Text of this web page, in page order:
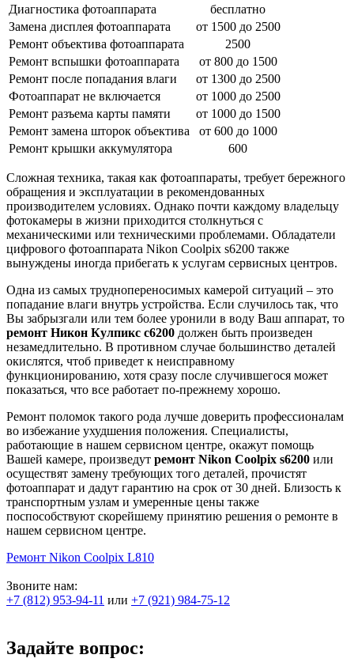
Диагностика фотоаппарата
бесплатно
Замена дисплея фотоаппарата
от 1500 до 2500
Ремонт объектива фотоаппарата
2500
Ремонт вспышки фотоаппарата
от 800 до 1500
Ремонт после попадания влаги
от 1300 до 2500
Фотоаппарат не включается
от 1000 до 2500
Ремонт разъема карты памяти
от 1000 до 1500
Ремонт замена шторок объектива
от 600 до 1000
Ремонт крышки аккумулятора
600
Сложная техника, такая как фотоаппараты, требует бережного
обращения и эксплуатации в рекомендованных
производителем условиях. Однако почти каждому владельцу
фотокамеры в жизни приходится столкнуться с
механическими или техническими проблемами. Обладатели
цифрового фотоаппарата Nikon Coolpix s6200 также
вынуждены иногда прибегать к услугам сервисных центров.
Одна из самых труднопереносимых камерой ситуаций – это
попадание влаги внутрь устройства. Если случилось так, что
Вы забрызгали или тем более уронили в воду Ваш аппарат, то
ремонт Никон Кулпикс с6200 должен быть произведен
незамедлительно. В противном случае большинство деталей
окислятся, чтоб приведет к неисправному
функционированию, хотя сразу после случившегося может
показаться, что все работает по-прежнему хорошо.
Ремонт поломок такого рода лучше доверить профессионалам
во избежание ухудшения положения. Специалисты,
работающие в нашем сервисном центре, окажут помощь
Вашей камере, произведут ремонт Nikon Coolpix s6200 или
осуществят замену требующих того деталей, прочистят
фотоаппарат и дадут гарантию на срок от 30 дней. Близость к
транспортным узлам и умеренные цены также
поспособствуют скорейшему принятию решения о ремонте в
нашем сервисном центре.
Ремонт Nikon Coolpix L810
Звоните нам:
+7 (812) 953-94-11 или +7 (921) 984-75-12
Задайте вопрос: